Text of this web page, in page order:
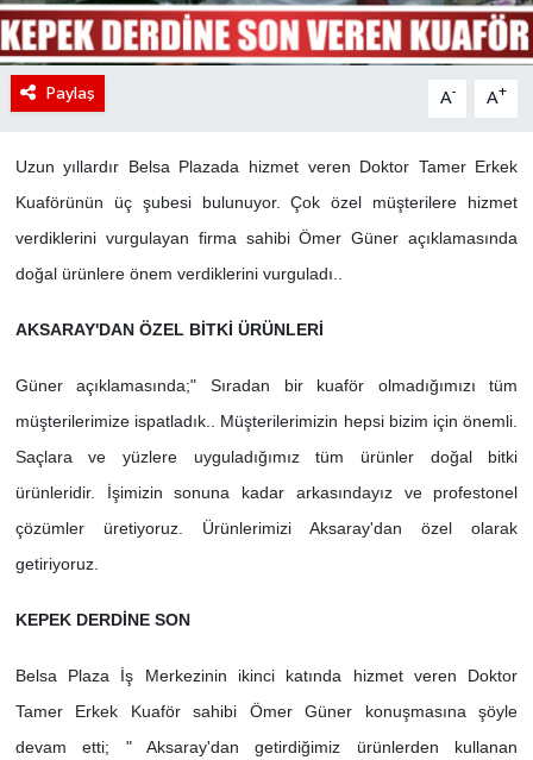
Paylaş A- A+
Uzun yıllardır Belsa Plazada hizmet veren Doktor Tamer Erkek
Kuaförünün üç şubesi bulunuyor. Çok özel müşterilere hizmet
verdiklerini vurgulayan firma sahibi Ömer Güner açıklamasında
doğal ürünlere önem verdiklerini vurguladı..
AKSARAY'DAN ÖZEL BİTKİ ÜRÜNLERİ
Güner açıklamasında;" Sıradan bir kuaför olmadığımızı tüm
müşterilerimize ispatladık.. Müşterilerimizin hepsi bizim için önemli.
Saçlara ve yüzlere uyguladığımız tüm ürünler doğal bitki
ürünleridir. İşimizin sonuna kadar arkasındayız ve profestonel
çözümler üretiyoruz. Ürünlerimizi Aksaray'dan özel olarak
getiriyoruz.
KEPEK DERDİNE SON
Belsa Plaza İş Merkezinin ikinci katında hizmet veren Doktor
Tamer Erkek Kuaför sahibi Ömer Güner konuşmasına şöyle
devam etti; " Aksaray'dan getirdiğimiz ürünlerden kullanan